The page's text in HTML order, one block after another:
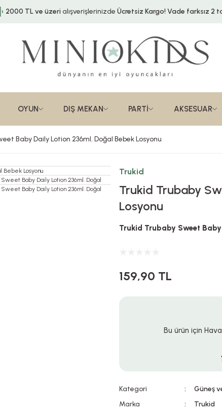
2000 TL ve üzerialışverişlerinizde Ücretsiz Kargo!Vade farksız 2
OYUN DIŞ MEKAN PARTİ AKSESUAR
Baby Daily Lotion 236ml. Doğal Bebek Losyonu
Trukid
Trukid Trubaby
Losyonu
Trukid Trubaby Sweet
159,90 TL
Bu ürün için
Kategori Güneş
Marka
Trukid